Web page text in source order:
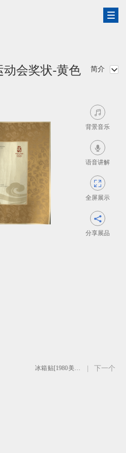
动会奖状-黄色 简介 

背景音乐

语音讲解

全屏展示

分享展品
冰箱贴[1980美国普莱西德湖冬季奥运会吉祥物] 下一个